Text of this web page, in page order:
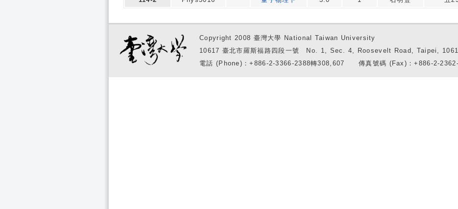
Copyright 2008 臺灣大學 National Taiwan University
10617 臺北市羅斯福路四段一號 No. 1, Sec. 4, Roosevelt Road, Taipei,
電話 (Phone)：+886-2-3366-2388轉308,607 傳真號碼 (Fax)：+886-2-